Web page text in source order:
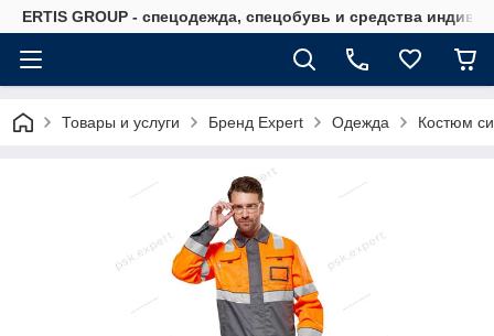
ERTIS GROUP - спецодежда, спецобувь и средства
Товары и услуги Бренд Expert Одежда Костюм